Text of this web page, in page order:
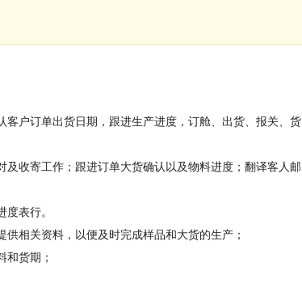
户订单出货日期，跟进生产进度，订舱、出货、报关、货
收寄工作；跟进订单大货确认以及物料进度；翻译客人邮
表行。
相关资料，以便及时完成样品和大货的生产；
和货期；